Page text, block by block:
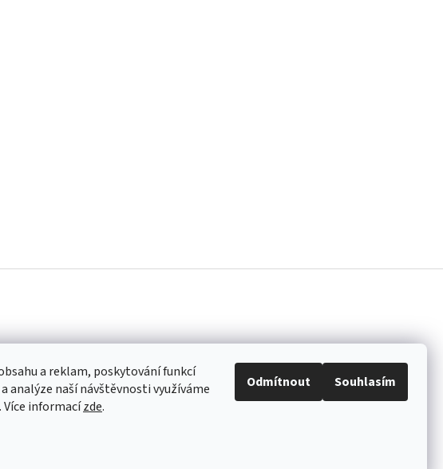
a reklam, poskytování funkcí
analýze naší návštěvnosti využíváme
Více informacízde.
Odmítnout Souhlasím
cookies